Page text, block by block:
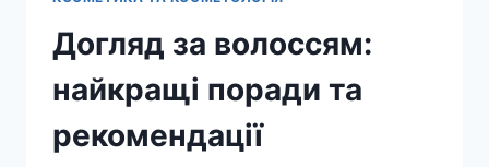
Догляд за волоссям:
найкращі поради та
рекомендації